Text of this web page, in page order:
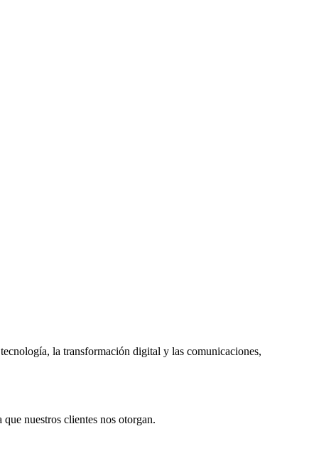
la transformación digital y las comunicaciones,
nuestros clientes nos otorgan.